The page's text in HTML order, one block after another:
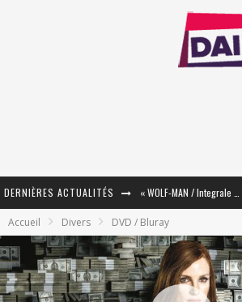
DERNIÈRES ACTUALITÉS
« Mon Village Révolté » - Combattre un Projet !
« Le Béton et le Bambou / Propositions pour Mayotte et le Monde. » - Améliorations !
Accueil Divers DVD / Bluray